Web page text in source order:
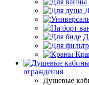
ограждения
Душевые